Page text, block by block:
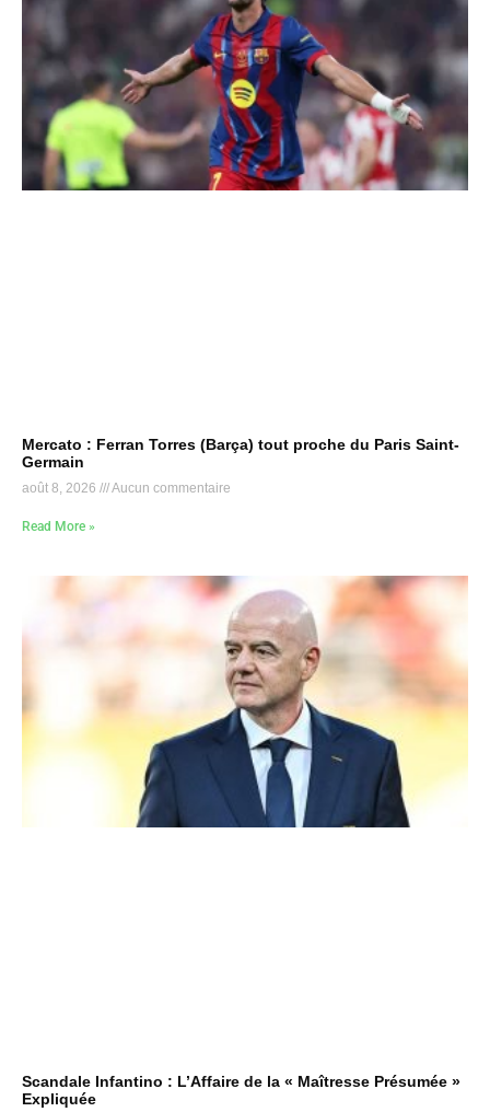
Mercato : Ferran Torres (Barça) tout proche du Paris Saint-
Germain
août 8, 2026 Aucun commentaire
Read More »
Scandale Infantino : L’Affaire de la « Maîtresse Présumée »
Expliquée